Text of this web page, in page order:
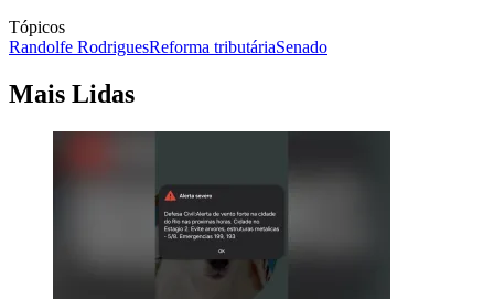
Tópicos
Randolfe RodriguesReforma tributáriaSenado
Mais Lidas